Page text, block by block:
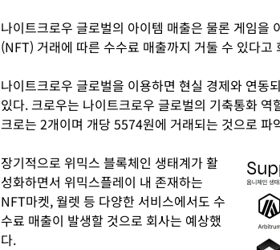
나이트크로우 글로벌의 아이템 매출은 물론 게임을
(NFT) 거래에 따른 수수료 매출까지 거둘 수 있다고
나이트크로우 글로벌을 이용하면 현실 경제와 연동
있다. 크로우는 나이트크로우 글로벌의 기축통화
크로는 2개이며 개당 5574원에 거래되는 것으로 파
장기적으로 위믹스 블록체인 생태계가 활
성화하면서 위믹스플레이 내 존재하는
NFT마켓, 월렛 등 다양한 서비스에서도 수
수료 매출이 발생할 것으로 회사는 예상했
다.